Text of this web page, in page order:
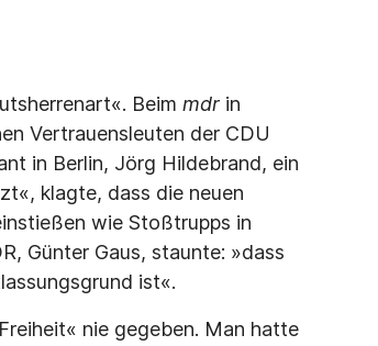
Beim mdr in
Vertrauensleuten der CDU
in Berlin, Jörg Hildebrand, ein
klagte, dass die neuen
wie Stoßtrupps in
Günter Gaus, staunte: »dass
ist«.
nie gegeben. Man hatte